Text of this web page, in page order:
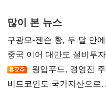
많이 본 뉴스
구광모-젠슨 황, 두 달 만
중국 이어 대만도 설비투
윙입푸드, 경영진
비트코인도 국가자산으로